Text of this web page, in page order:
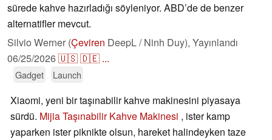
sürede kahve hazırladığı söyleniyor. ABD’de de benzer
alternatifler mevcut.
Silvio Werner (Çeviren DeepL / Ninh Duy), Yayınlandı
06/25/2026🇺🇸🇩🇪 ...
Gadget Launch
Xiaomi, yeni bir taşınabilir kahve makinesini piyasaya
sürdü. Mijia Taşınabilir Kahve Makinesi , ister kamp
yaparken ister piknikte olsun, hareket halindeyken taze